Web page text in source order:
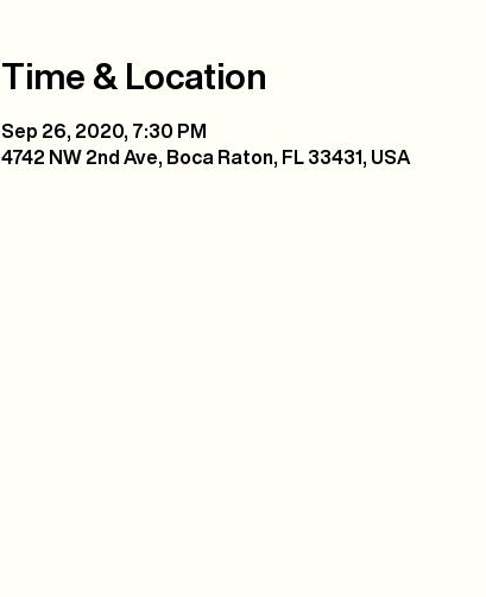
Time & Location
Sep 26, 2020, 7:30 PM
4742 NW 2nd Ave, Boca Raton, FL 33431, USA